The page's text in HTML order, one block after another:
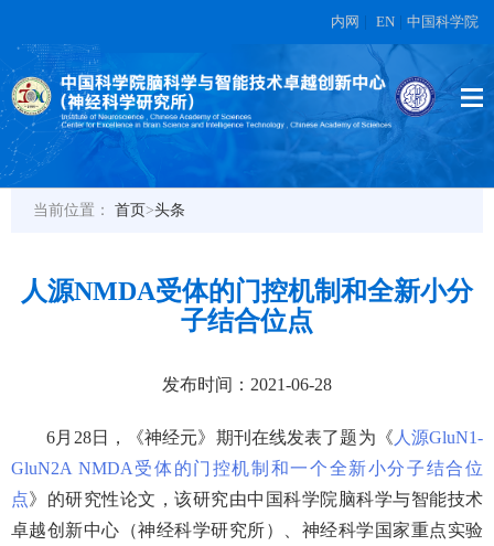
内网 EN 中国科学院
当前位置： 首页>头条
人源NMDA受体的门控机制和全新小分
子结合位点
发布时间：2021-06-28
6月 28日，《神经元》期刊在线发表了题为《 人源GluN1-
GluN2A NMDA受体的门控机制和一个全新小分子结合位
点》的研究性论文，该研究由中国科学院脑科学与智能技术
卓越创新中心（神经科学研究所）、神经科学国家重点实验